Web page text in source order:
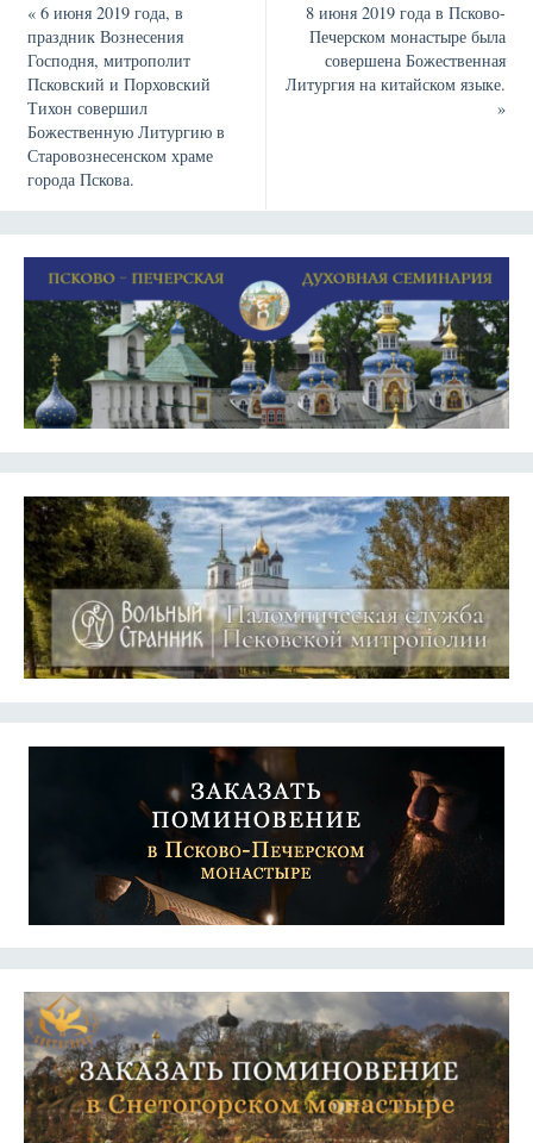
«6 июня 2019 года, в
праздник Вознесения
Господня, митрополит
Псковский и Порховский
Тихон совершил
Божественную Литургию в
Старовознесенском храме
города Пскова.
8 июня 2019 года в Псково-
Печерском монастыре была
совершена Божественная
Литургия на китайском языке.
»